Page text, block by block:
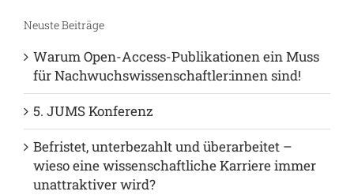
Neuste Beiträge
Warum Open-Access-Publikationen ein Muss
für Nachwuchswissenschaftler:innen sind!
5. JUMS Konferenz
Befristet, unterbezahlt und überarbeitet –
wieso eine wissenschaftliche Karriere immer
unattraktiver wird?